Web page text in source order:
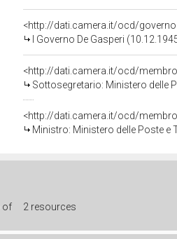
<http://dati.camera.it/ocd/
I Governo De Gasperi
<http://dati.camera.it/ocd/
Sottosegretario: Ministero delle
<http://dati.camera.it/ocd/
Ministro: Ministero delle Poste e
of 2 resources